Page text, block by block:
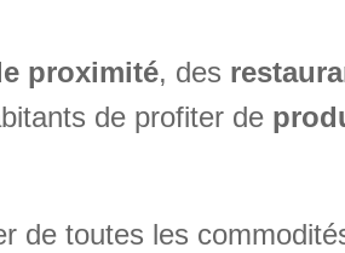
proximité, des
de profiter de
de toutes les